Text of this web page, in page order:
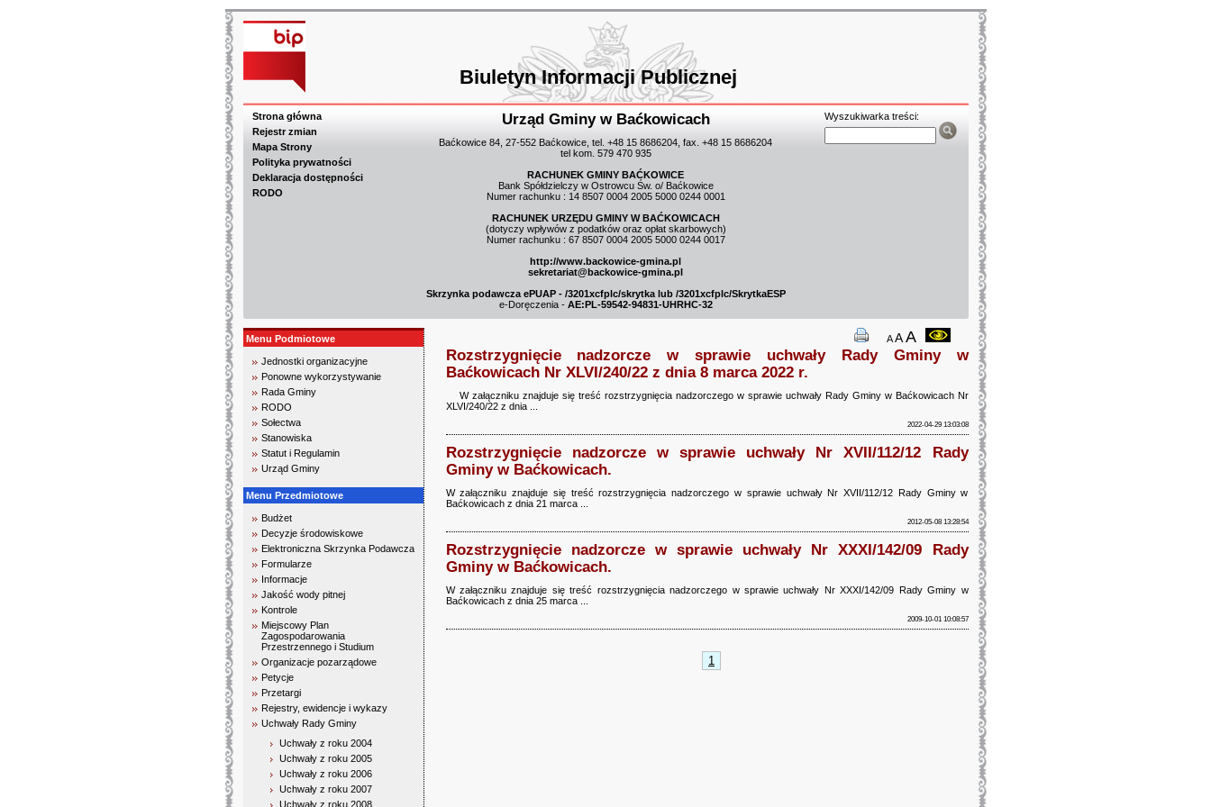
Biuletyn Informacji Publicznej
Strona główna
Rejestr zmian
Mapa Strony
Polityka prywatności
Deklaracja dostępności
RODO
Wyszukiwarka treści:
Urząd Gminy w Baćkowicach
Baćkowice 84, 27-552 Baćkowice, tel. +48 15 8686204, fax. +48 15 8686204
tel kom. 579 470 935
RACHUNEK GMINY BAĆKOWICE
Bank Spółdzielczy w Ostrowcu Św. o/ Baćkowice
Numer rachunku : 14 8507 0004 2005 5000 0244 0001
RACHUNEK URZĘDU GMINY W BAĆKOWICACH
(dotyczy wpływów z podatków oraz opłat skarbowych)
Numer rachunku : 67 8507 0004 2005 5000 0244 0017
http://www.backowice-gmina.pl
sekretariat@backowice-gmina.pl
Skrzynka podawcza ePUAP - /3201xcfplc/skrytka lub /3201xcfplc/SkrytkaESP
e-Doręczenia - AE:PL-59542-94831-UHRHC-32
Menu Podmiotowe
Jednostki organizacyjne
Ponowne wykorzystywanie
Rada Gminy
RODO
Sołectwa
Stanowiska
Statut i Regulamin
Urząd Gminy
Menu Przedmiotowe
Budżet
Decyzje środowiskowe
Elektroniczna Skrzynka Podawcza
Formularze
Informacje
Jakość wody pitnej
Kontrole
Miejscowy Plan
Zagospodarowania
Przestrzennego i Studium
Organizacje pozarządowe
Petycje
Przetargi
Rejestry, ewidencje i wykazy
Uchwały Rady Gminy
Uchwały z roku 2004
Uchwały z roku 2005
Uchwały z roku 2006
Uchwały z roku 2007
Uchwały z roku 2008
A A A
Rozstrzygnięcie nadzorcze w sprawie uchwały Rady Gminy w
Baćkowicach Nr XLVI/240/22 z dnia 8 marca 2022 r.
W załączniku znajduje się treść rozstrzygnięcia nadzorczego w sprawie uchwały Rady Gminy w Baćkowicach Nr
XLVI/240/22 z dnia ...
2022-04-29 13:03:08
Rozstrzygnięcie nadzorcze w sprawie uchwały Nr XVII/112/12 Rady
Gminy w Baćkowicach.
W załączniku znajduje się treść rozstrzygnięcia nadzorczego w sprawie uchwały Nr XVII/112/12 Rady Gminy w
Baćkowicach z dnia 21 marca ...
2012-05-08 13:28:54
Rozstrzygnięcie nadzorcze w sprawie uchwały Nr XXXI/142/09 Rady
Gminy w Baćkowicach.
W załączniku znajduje się treść rozstrzygnięcia nadzorczego w sprawie uchwały Nr XXXI/142/09 Rady Gminy w
Baćkowicach z dnia 25 marca ...
2009-10-01 10:08:57
1